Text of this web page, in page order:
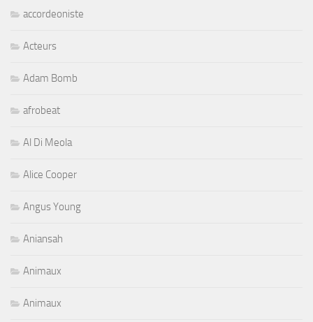
accordeoniste
Acteurs
Adam Bomb
afrobeat
Al Di Meola
Alice Cooper
Angus Young
Aniansah
Animaux
Animaux